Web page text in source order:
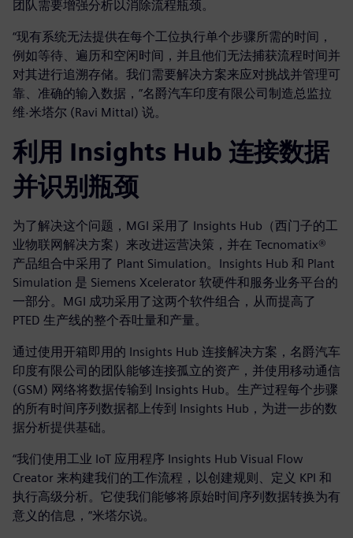
团队需要增强分析以消除流程瓶颈。
“现有系统无法提供在每个工位执行单个步骤所需的时间，
例如等待、遍历和空闲时间，并且他们无法捕获流程时间并
对其进行追溯存储。我们需要解决方案来应对挑战并管理可
靠、准确的输入数据，”名爵汽车印度有限公司制造总监拉
维·米塔尔 (Ravi Mittal) 说。
利用 Insights Hub 连接数据
并识别瓶颈
为了解决这个问题，MGI 采用了 Insights Hub（西门子的工
业物联网解决方案）来改进运营决策，并在 Tecnomatix®
产品组合中采用了 Plant Simulation。Insights Hub 和 Plant
Simulation 是 Siemens Xcelerator 软硬件和服务业务平台的
一部分。MGI 成功采用了这两个软件组合，从而提高了
PTED 生产线的整个吞吐量和产量。
通过使用开箱即用的 Insights Hub 连接解决方案，名爵汽车
印度有限公司的团队能够连接孤立的资产，并使用移动通信
(GSM) 网络将数据传输到 Insights Hub。生产过程每个步骤
的所有时间序列数据都上传到 Insights Hub，为进一步的数
据分析提供基础。
“我们使用工业 IoT 应用程序 Insights Hub Visual Flow
Creator 来构建我们的工作流程，以创建规则、定义 KPI 和
执行高级分析。它使我们能够将原始时间序列数据转换为有
意义的信息，”米塔尔说。